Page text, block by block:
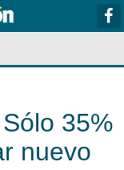
35%
nuevo